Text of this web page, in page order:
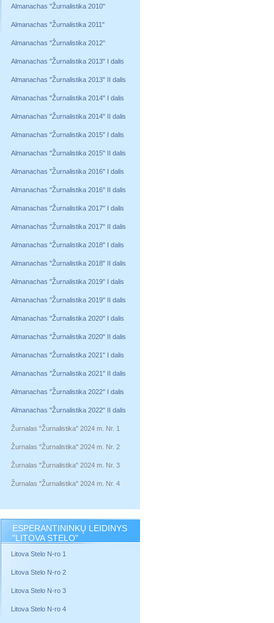
Almanachas "Žurnalistika 2010"
Almanachas "Žurnalistika 2011"
Almanachas "Žurnalistika 2012"
Almanachas "Žurnalistika 2013" I dalis
Almanachas "Žurnalistika 2013" II dalis
Almanachas "Žurnalistika 2014" I dalis
Almanachas "Žurnalistika 2014" II dalis
Almanachas "Žurnalistika 2015" I dalis
Almanachas "Žurnalistika 2015" II dalis
Almanachas "Žurnalistika 2016" I dalis
Almanachas "Žurnalistika 2016" II dalis
Almanachas "Žurnalistika 2017" I dalis
Almanachas "Žurnalistika 2017" II dalis
Almanachas "Žurnalistika 2018" I dalis
Almanachas "Žurnalistika 2018" II dalis
Almanachas "Žurnalistika 2019" I dalis
Almanachas "Žurnalistika 2019" II dalis
Almanachas "Žurnalistika 2020" I dalis
Almanachas "Žurnalistika 2020" II dalis
Almanachas "Žurnalistika 2021" I dalis
Almanachas "Žurnalistika 2021" II dalis
Almanachas "Žurnalistika 2022" I dalis
Almanachas "Žurnalistika 2022" II dalis
Žurnalas "Žurnalistika" 2024 m. Nr. 1
Žurnalas "Žurnalistika" 2024 m. Nr. 2
Žurnalas "Žurnalistika" 2024 m. Nr. 3
Žurnalas "Žurnalistika" 2024 m. Nr. 4
ESPERANTININKŲ LEIDINYS
"LITOVA STELO"
Litova Stelo N-ro 1
Litova Stelo N-ro 2
Litova Stelo N-ro 3
Litova Stelo N-ro 4